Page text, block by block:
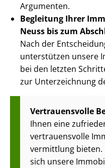
Argumenten.
Begleitung Ihrer
Neuss bis zum
Nach der
unterstützen unsere
bei den letzten
zur Unterzeichnung
Vertrauensvolle
Ihnen eine
vertrauensvolle
vermittlung bieten.
sich unsere